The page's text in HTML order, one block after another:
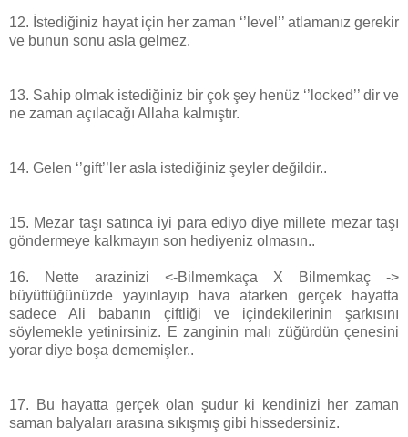
12. İstediğiniz hayat için her zaman ‘’level’’ atlamanız gerekir
ve bunun sonu asla gelmez.
13. Sahip olmak istediğiniz bir çok şey henüz ‘’locked’’ dir ve
ne zaman açılacağı Allaha kalmıştır.
14. Gelen ‘’gift’’ler asla istediğiniz şeyler değildir..
15. Mezar taşı satınca iyi para ediyo diye millete mezar taşı
göndermeye kalkmayın son hediyeniz olmasın..
16. Nette arazinizi <-Bilmemkaça X Bilmemkaç ->
büyüttüğünüzde yayınlayıp hava atarken gerçek hayatta
sadece Ali babanın çiftliği ve içindekilerinin şarkısını
söylemekle yetinirsiniz. E zanginin malı züğürdün çenesini
yorar diye boşa dememişler..
17. Bu hayatta gerçek olan şudur ki kendinizi her zaman
saman balyaları arasına sıkışmış gibi hissedersiniz.